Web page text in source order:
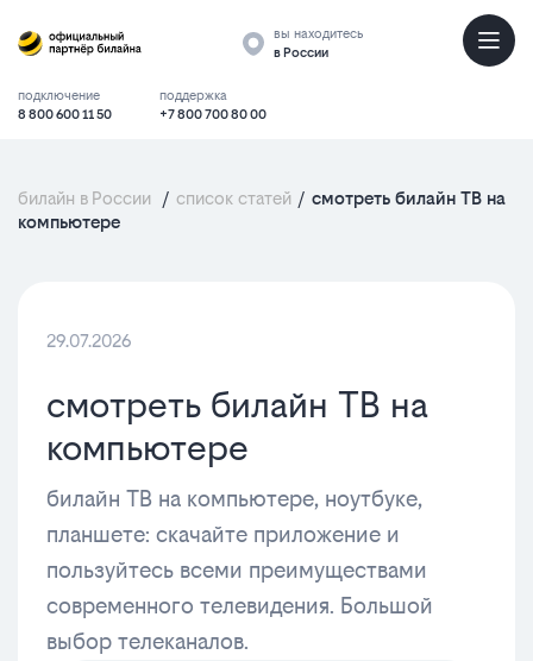
вы находитесь
в России
подключение
8 800 600 11 50
поддержка
+7 800 700 80 00
билайн в России / список статей / cмотреть билайн ТВ на
компьютере
29.07.2026
cмотреть билайн ТВ на
компьютере
билайн ТВ на компьютере, ноутбуке,
планшете: скачайте приложение и
пользуйтесь всеми преимуществами
современного телевидения. Большой
выбор телеканалов.